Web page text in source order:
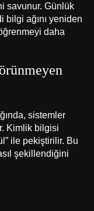
savunur. Günlük
ağını yeniden
daha
sistemler
Kimlik bilgisi
ile pekiştirilir. Bu
şekillendiğini